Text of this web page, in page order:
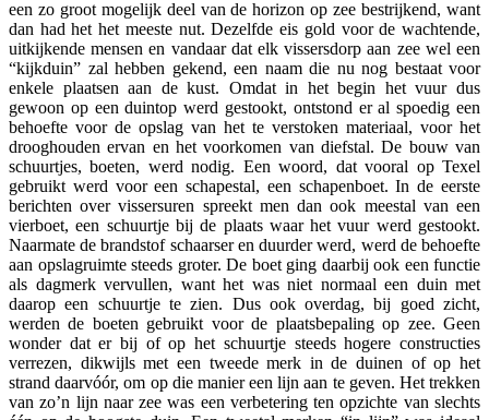
een zo groot mogelijk deel van de horizon op zee bestrijkend, want
dan had het het meeste nut. Dezelfde eis gold voor de wachtende,
uitkijkende mensen en vandaar dat elk vissersdorp aan zee wel een
“kijkduin” zal hebben gekend, een naam die nu nog bestaat voor
enkele plaatsen aan de kust. Omdat in het begin het vuur dus
gewoon op een duintop werd gestookt, ontstond er al spoedig een
behoefte voor de opslag van het te verstoken materiaal, voor het
drooghouden ervan en het voorkomen van diefstal. De bouw van
schuurtjes, boeten, werd nodig. Een woord, dat vooral op Texel
gebruikt werd voor een schapestal, een schapenboet. In de eerste
berichten over vissersuren spreekt men dan ook meestal van een
vierboet, een schuurtje bij de plaats waar het vuur werd gestookt.
Naarmate de brandstof schaarser en duurder werd, werd de behoefte
aan opslagruimte steeds groter. De boet ging daarbij ook een functie
als dagmerk vervullen, want het was niet normaal een duin met
daarop een schuurtje te zien. Dus ook overdag, bij goed zicht,
werden de boeten gebruikt voor de plaatsbepaling op zee. Geen
wonder dat er bij of op het schuurtje steeds hogere constructies
verrezen, dikwijls met een tweede merk in de duinen of op het
strand daarvóór, om op die manier een lijn aan te geven. Het trekken
van zo’n lijn naar zee was een verbetering ten opzichte van slechts